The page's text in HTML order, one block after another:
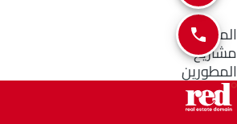
المناطق
مشاريع
المطورين